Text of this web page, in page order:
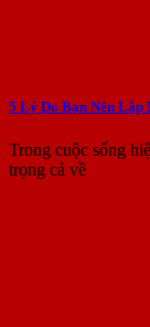
5 Lý Do Bạn Nên Lắp
Trong cuộc sống
trọng cả về